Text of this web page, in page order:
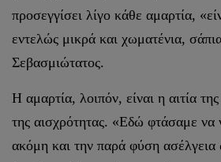
προσεγγίσει λίγο κάθε αμαρτία,
εντελώς μικρά και χωματένια,
Σεβασμιώτατος.
Η αμαρτία, λοιπόν, είναι η αιτία
της αισχρότητας. «Εδώ φτάσαμε να
ακόμη και την παρά φύση